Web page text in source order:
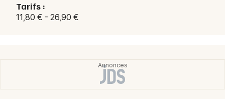
Tarifs :
11,80 € - 26,90 €